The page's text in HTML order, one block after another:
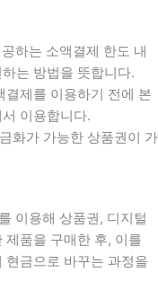
하는 소액결제 한도 내
는 방법을 뜻합니다.
결제를 이용하기 전에 본
이용합니다.
화가 가능한 상품권이 가
이용해 상품권, 디지털
제품을 구매한 후, 이를
현금으로 바꾸는 과정을